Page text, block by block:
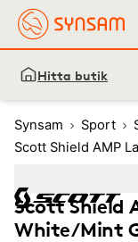
Hitta butik
Synsam Sport
Scott Shield AMP
Scott Shield
White/Mint